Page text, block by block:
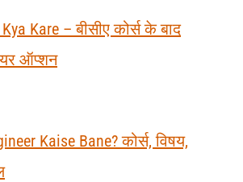
Kare – बीसीए कोर्स के बाद
ऑप्शन
Kaise Bane? कोर्स, विषय,